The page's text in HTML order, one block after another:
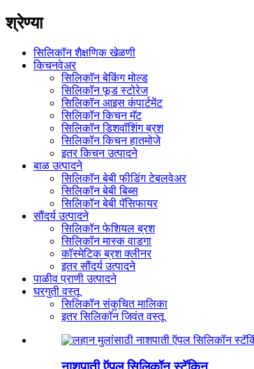
श्रेण्या
सिलिकॉन शैक्षणिक खेळणी
किचनवेअर
सिलिकॉन बेकिंग मोल्ड
सिलिकॉन फूड स्टोरेज
सिलिकॉन आइस कंपार्टमेंट
सिलिकॉन किचन मॅट
सिलिकॉन डिशवॉशिंग ब्रश
सिलिकॉन किचन हातमोजे
इतर किचन उत्पादने
बाळ उत्पादने
सिलिकॉन बेबी फीडिंग टेबलवेअर
सिलिकॉन बेबी बिब्स
सिलिकॉन बेबी पॅसिफायर
सौंदर्य उत्पादने
सिलिकॉन फेशियल ब्रश
सिलिकॉन मास्क वाडगा
कॉस्मेटिक ब्रश क्लीनर
इतर सौंदर्य उत्पादने
पाळीव प्राणी उत्पादने
घरगुती वस्तू
सिलिकॉन संकुचित मालिका
इतर सिलिकॉन जिवंत वस्तू